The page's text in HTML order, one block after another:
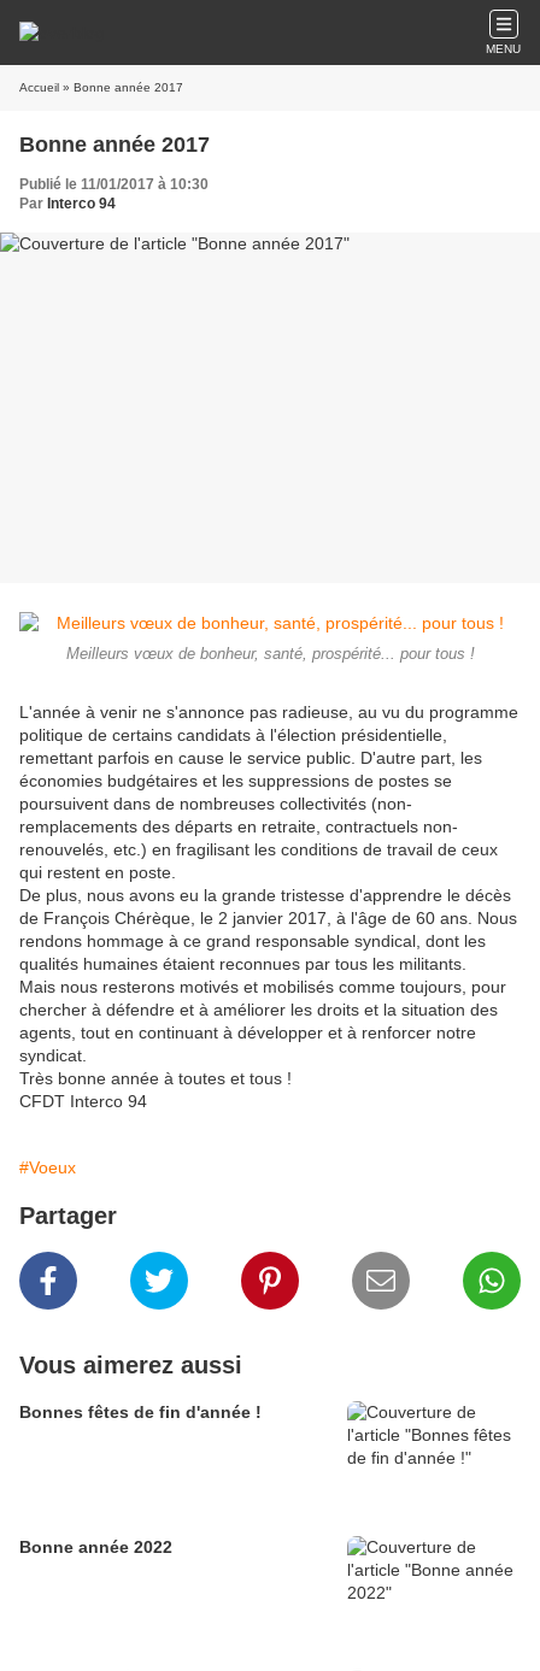
MENU
Accueil » Bonne année 2017
Bonne année 2017
Publié le 11/01/2017 à 10:30
Par Interco 94
Meilleurs vœux de bonheur, santé, prospérité... pour tous !
L'année à venir ne s'annonce pas radieuse, au vu du programme
politique de certains candidats à l'élection présidentielle,
remettant parfois en cause le service public. D'autre part, les
économies budgétaires et les suppressions de postes se
poursuivent dans de nombreuses collectivités (non-
remplacements des départs en retraite, contractuels non-
renouvelés, etc.) en fragilisant les conditions de travail de ceux
qui restent en poste.
De plus, nous avons eu la grande tristesse d'apprendre le décès
de François Chérèque, le 2 janvier 2017, à l'âge de 60 ans. Nous
rendons hommage à ce grand responsable syndical, dont les
qualités humaines étaient reconnues par tous les militants.
Mais nous resterons motivés et mobilisés comme toujours, pour
chercher à défendre et à améliorer les droits et la situation des
agents, tout en continuant à développer et à renforcer notre
syndicat.
Très bonne année à toutes et tous !
CFDT Interco 94
#Voeux
Partager
Vous aimerez aussi
Bonnes fêtes de fin d'année !
Bonne année 2022